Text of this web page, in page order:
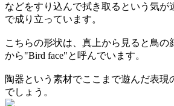
などをすり込んで拭き取るという気が
で成り立っています。
こちらの形状は、真上から見ると鳥の
から"Bird face"と呼んでいます。
陶器という素材でここまで遊んだ表現
でしょう。